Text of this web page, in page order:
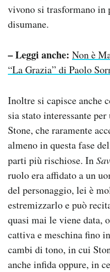
vivono si trasformano
disumane.
– Leggi anche: Non è
“La Grazia” di Paolo
Inoltre si capisce anche
sia stato interessante
Stone, che raramente
almeno in questa fase
parti più rischiose. In
ruolo era affidato a un
del personaggio, lei è
estremizzarlo e può
quasi mai le viene data,
cattiva e meschina fino
cambi di tono, in cui
anche infida oppure, in